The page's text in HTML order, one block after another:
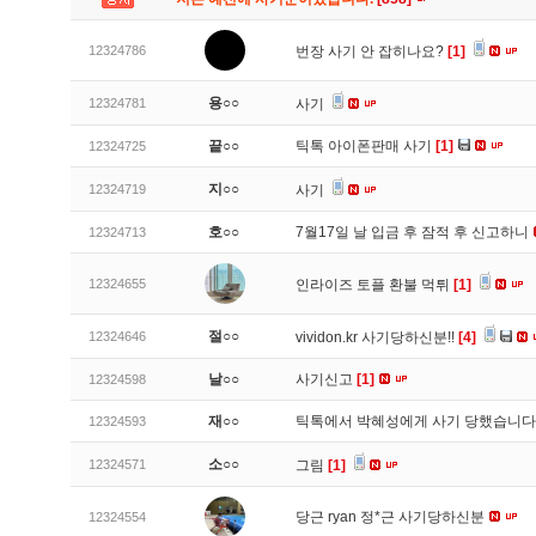
12324786 번장 사기 안 잡히나요? [1]
12324781 용○○ 사기
12324725 끝○○ 틱톡 아이폰판매 사기 [1]
12324719 지○○ 사기
12324713 호○○ 7월17일 날 입금 후 잠적 후 신고하니
12324655 인라이즈 토플 환불 먹튀 [1]
12324646 절○○ vividon.kr 사기당하신분!! [4]
12324598 날○○ 사기신고 [1]
12324593 재○○ 틱톡에서 박혜성에게 사기 당했습니다
12324571 소○○ 그림 [1]
12324554 당근 ryan 정*근 사기당하신분